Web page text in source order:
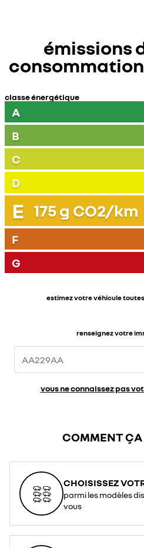
émissions
classe énergétique
A
B
C
D
E 175g CO2/km
F
G
estimez votre véhicule
renseignez votre
vous ne connaissez pas
COMMENT ÇA
CHOISISSEZ
parmi les modèles
vous